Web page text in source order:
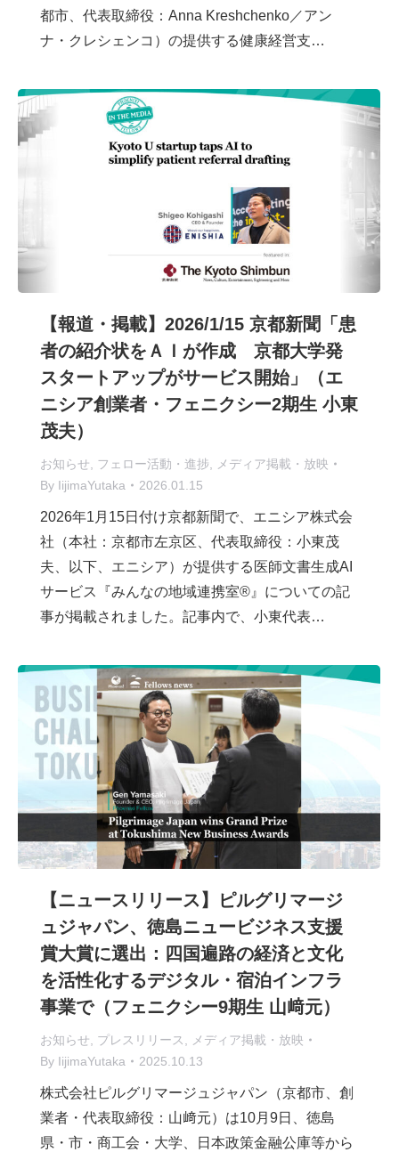
都市、代表取締役：Anna Kreshchenko／アン
ナ・クレシェンコ）の提供する健康経営支…
【報道・掲載】2026/1/15 京都新聞「患
者の紹介状をＡＩが作成 京都大学発
スタートアップがサービス開始」（エ
ニシア創業者・フェニクシー2期生 小東
茂夫）
お知らせ フェロー活動・進捗
メディア掲載・放映
By IijimaYutaka 2026.01.15
2026年1月15日付け京都新聞で、エニシア株式会
社（本社：京都市左京区、代表取締役：小東茂
夫、以下、エニシア）が提供する医師文書生成AI
サービス『みんなの地域連携室®』についての記
事が掲載されました。記事内で、小東代表…
【ニュースリリース】ピルグリマージ
ュジャパン、徳島ニュービジネス支援
賞大賞に選出：四国遍路の経済と文化
を活性化するデジタル・宿泊インフラ
事業で（フェニクシー9期生 山﨑元）
お知らせ プレスリリース
メディア掲載・放映
By IijimaYutaka 2025.10.13
株式会社ピルグリマージュジャパン（京都市、創
業者・代表取締役：山﨑元）は10月9日、徳島
県・市・商工会・大学、日本政策金融公庫等から